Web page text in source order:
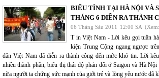
BIỂU TÌNH TẠI HÀ NỘI VÀ
THÁNG 6 DIỄN RA THÀNH
06 Tháng Sáu 2011 12:00 SA
T in Việt Nam - Lời kêu gọi tuần
kiện Trung Cộng ngang ngược
dân Việt Nam đã diễn ra thành công đến mức khó tin. Lời
nhiều thành phần, biểu thị thái độ phản đối ở Saigon và Hà
nữa người ta chứng sức mạnh của giới trẻ và lòng yêu nước đã